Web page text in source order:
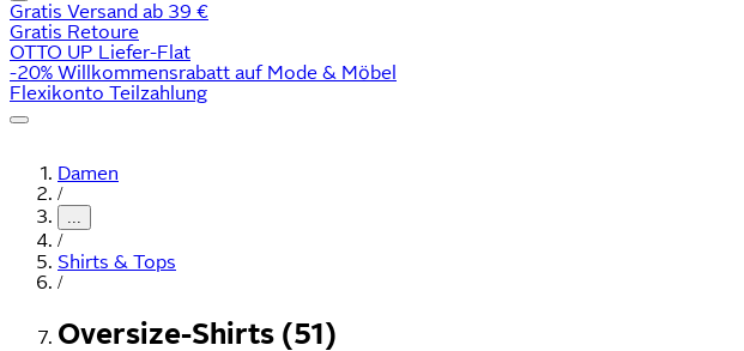
Gratis Versand ab 39 €
Gratis Retoure
OTTO UP Liefer-Flat
-20% Willkommensrabatt auf Mode & Möbel
Flexikonto Teilzahlung
Damen
/
...
/
Shirts & Tops
/
Oversize-Shirts (51)